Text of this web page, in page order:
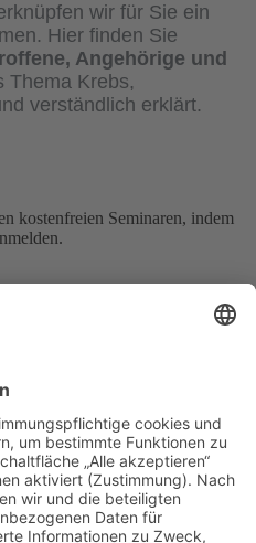
wir für Sie ein
Hier finden Sie
Angehörige und
Thema Krebs,
verständlich erklärt.
kostenfreien Seminaren, indem